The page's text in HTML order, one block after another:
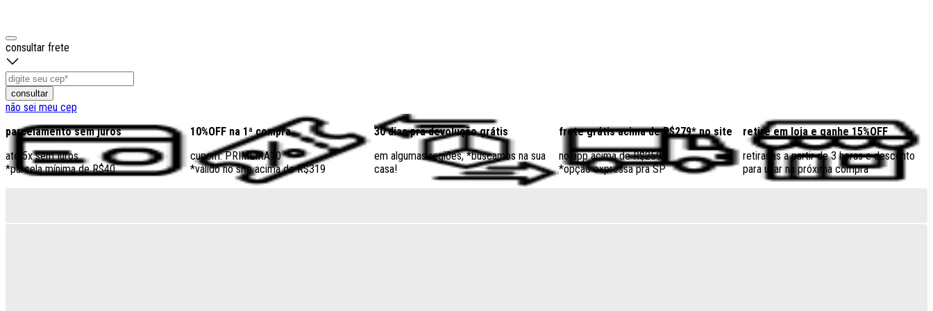
consultar frete
consultar
não sei meu cep
parcelamento sem juros
até 5x sem juros
*parcela mínima de R$40
10%OFF na 1ª compra
cupom: PRIMEIRA10
*válido no site acima de R$319
30 dias pra devolução grátis
em algumas regiões, *buscamos na sua
casa!
frete grátis acima de R$279* no site
no app acima de R$259
*opção expressa pra SP
retire em loja e ganhe 15%OFF
retiradas a partir de 3 horas e desconto
para usar na próxima compra